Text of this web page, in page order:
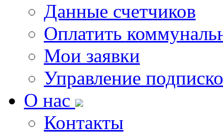
Данные счетчиков
Оплатить
Мои заявки
Управление
О нас
Контакты